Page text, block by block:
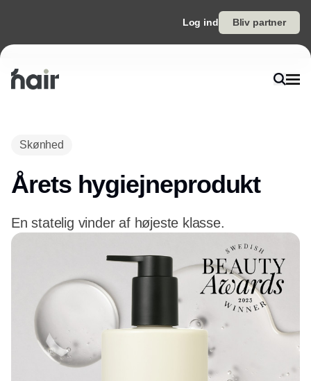
Log ind Bliv partner
Skønhed
Årets hygiejneprodukt
En statelig vinder af højeste klasse.